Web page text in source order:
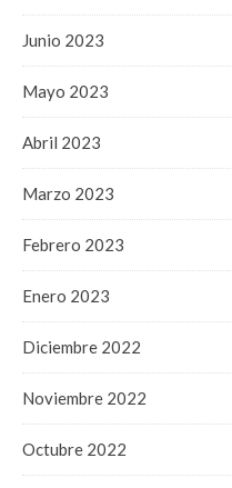
Junio 2023
Mayo 2023
Abril 2023
Marzo 2023
Febrero 2023
Enero 2023
Diciembre 2022
Noviembre 2022
Octubre 2022